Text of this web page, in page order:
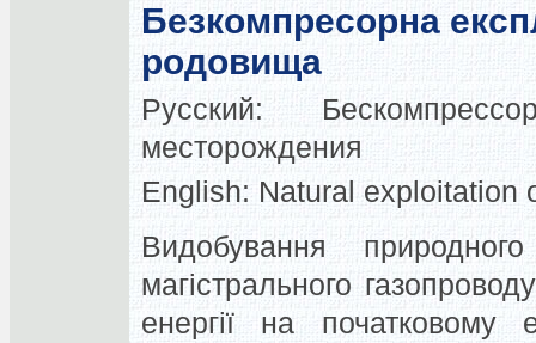
Безкомпресорна
родовища
Русский:
месторождения
English: Natural exploitation
Видобування
магістрального
енергії на початковому